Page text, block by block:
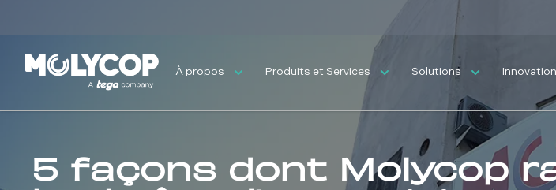
À propos Produits et Services Solutions Innovation
5 façons dont Molycop